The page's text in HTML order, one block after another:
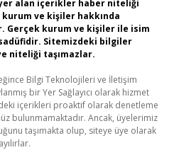
alan içerikler haber niteliği
ve kişiler hakkında
Gerçek kurum ve kişiler ile isim
Sitemizdeki bilgiler
niteliği taşımazlar.
Bilgi Teknolojileri ve İletişim
bir Yer Sağlayıcı olarak hizmet
içerikleri proaktif olarak denetleme
bulunmamaktadır. Ancak, üyelerimiz
taşımakta olup, siteye üye olarak